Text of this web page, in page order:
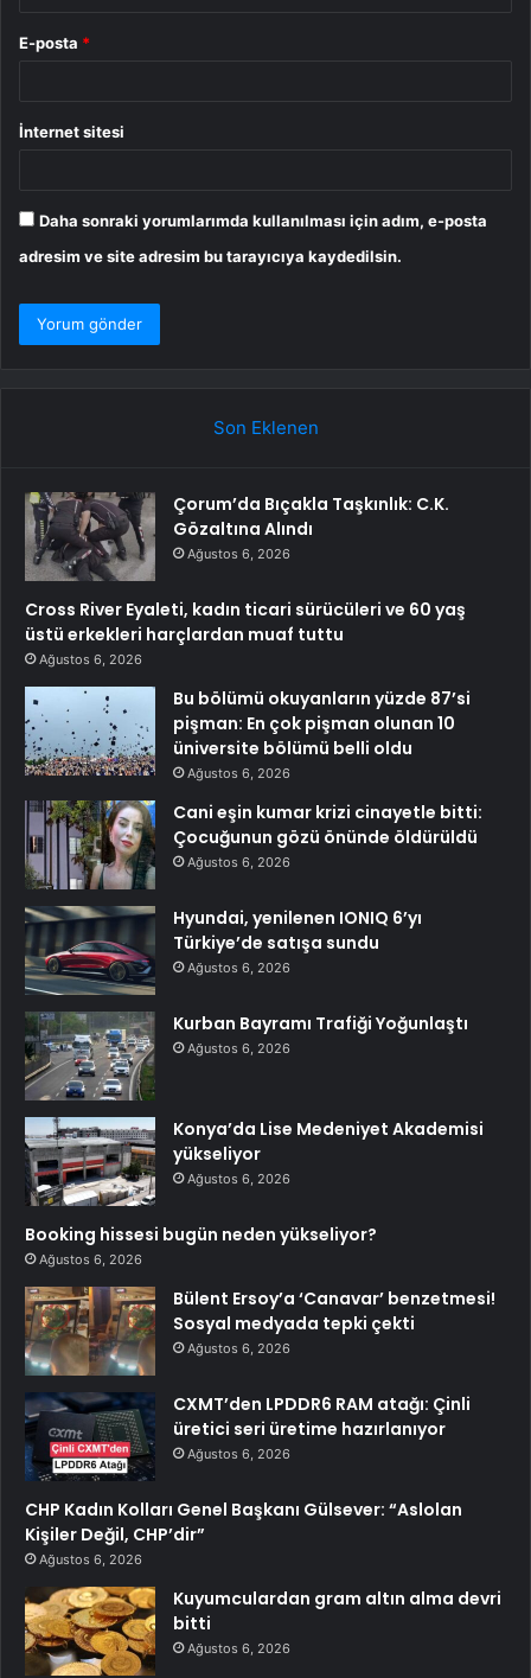
E-posta *
İnternet sitesi
Daha sonraki yorumlarımda kullanılması için adım, e-posta
adresim ve site adresim bu tarayıcıya kaydedilsin.
Son Eklenen
Çorum’da Bıçakla Taşkınlık: C.K.
Gözaltına Alındı
Ağustos 6, 2026
Cross River Eyaleti, kadın ticari sürücüleri ve 60 yaş
üstü erkekleri harçlardan muaf tuttu
Ağustos 6, 2026
Bu bölümü okuyanların yüzde 87’si
pişman: En çok pişman olunan 10
üniversite bölümü belli oldu
Ağustos 6, 2026
Cani eşin kumar krizi cinayetle bitti:
Çocuğunun gözü önünde öldürüldü
Ağustos 6, 2026
Hyundai, yenilenen IONIQ 6’yı
Türkiye’de satışa sundu
Ağustos 6, 2026
Kurban Bayramı Trafiği Yoğunlaştı
Ağustos 6, 2026
Konya’da Lise Medeniyet Akademisi
yükseliyor
Ağustos 6, 2026
Booking hissesi bugün neden yükseliyor?
Ağustos 6, 2026
Bülent Ersoy’a ‘Canavar’ benzetmesi!
Sosyal medyada tepki çekti
Ağustos 6, 2026
CXMT’den LPDDR6 RAM atağı: Çinli
üretici seri üretime hazırlanıyor
Ağustos 6, 2026
CHP Kadın Kolları Genel Başkanı Gülsever: “Aslolan
Kişiler Değil, CHP’dir”
Ağustos 6, 2026
Kuyumculardan gram altın alma devri
bitti
Ağustos 6, 2026